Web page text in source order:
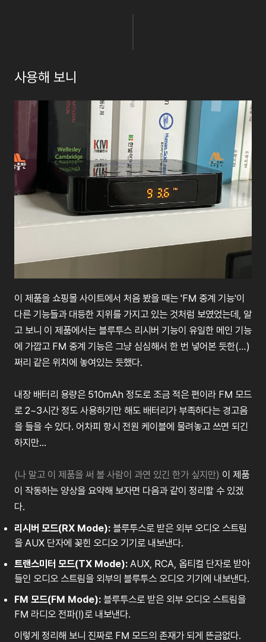
사용해 보니
이 제품을 쇼핑몰 사이트에서 처음 봤을 때는 'FM 중계 기능'이
다른 기능들과 대등한 지위를 가지고 있는 것처럼 보였었는데 , 알
고 보니 이 제품에서는 블루투스 리시버 기능이 유일한 메인 기능
에 가깝고 FM 중계 기능은 그냥 심심해서 한 번 넣어본 듯한(…)
쩌리 같은 위치에 놓여있는 듯했다.
내장 배터리 용량은 510mAh 정도로 조금 적은 편이라 FM 모드
로 2~3시간 정도 사용하기만 해도 배터리가 부족하다는 경고음
을 들을 수 있다. 어차피 항시 전원 케이블에 물려놓고 쓰면 되긴
하지만...
(나 말고 이 제품을 써 볼 사람이 과연 있긴 한가 싶지만) 이 제품
이 작동하는 양상을 요약해 보자면 다음과 같이 정리할 수 있겠
다.
리시버 모드(RX Mode): 블루투스로 받은 외부 오디오 스트림
을 AUX 단자에 꽂힌 오디오 기기로 내보낸다.
트랜스미터 모드(TX Mode): AUX, RCA, 옵티컬 단자로 받아
들인 오디오 스트림을 외부의 블루투스 오디오 기기에 내보낸다.
FM 모드(FM Mode): 블루투스로 받은 외부 오디오 스트림을
FM 라디오 전파(!)로 내보낸다.
이렇게 정리해 보니 진짜로 FM 모드의 존재가 되게 뜬금없다.